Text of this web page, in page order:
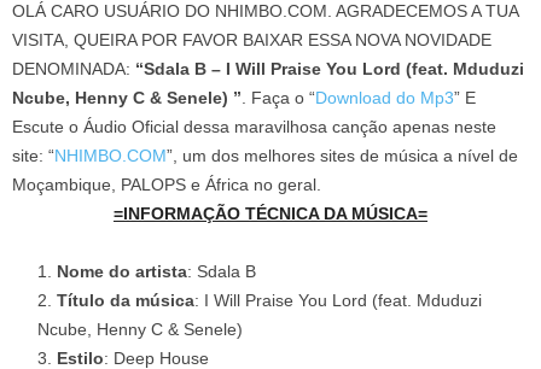
OLÁ CARO USUÁRIO DO NHIMBO.COM. AGRADECEMOS A TUA
VISITA, QUEIRA POR FAVOR BAIXAR ESSA NOVA NOVIDADE
DENOMINADA: “Sdala B – I Will Praise You Lord (feat. Mduduzi
Ncube, Henny C & Senele) ” . Faça o “Download do Mp3” E
Escute o Áudio Oficial dessa maravilhosa canção apenas neste
site: “NHIMBO.COM”, um dos melhores sites de música a nível de
Moçambique, PALOPS e África no geral.
=INFORMAÇÃO TÉCNICA DA MÚSICA=
Nome do artista: Sdala B
Título da música: I Will Praise You Lord (feat. Mduduzi
Ncube, Henny C & Senele)
Estilo: Deep House